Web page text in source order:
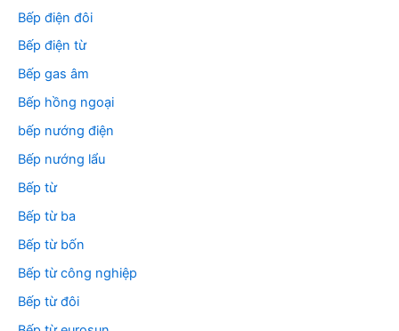
Bếp điện đôi
Bếp điện từ
Bếp gas âm
Bếp hồng ngoại
bếp nướng điện
Bếp nướng lẩu
Bếp từ
Bếp từ ba
Bếp từ bốn
Bếp từ công nghiệp
Bếp từ đôi